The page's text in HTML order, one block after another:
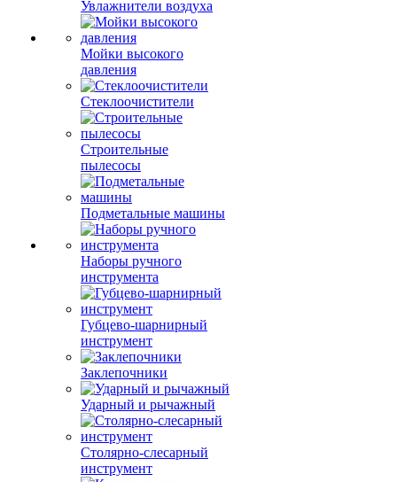
Увлажнители воздуха
Мойки высокого
давления
Стеклоочистители
Строительные
пылесосы
Подметальные машины
Наборы ручного
инструмента
Губцево-шарнирный
инструмент
Заклепочники
Ударный и рычажный
Столярно-слесарный
инструмент